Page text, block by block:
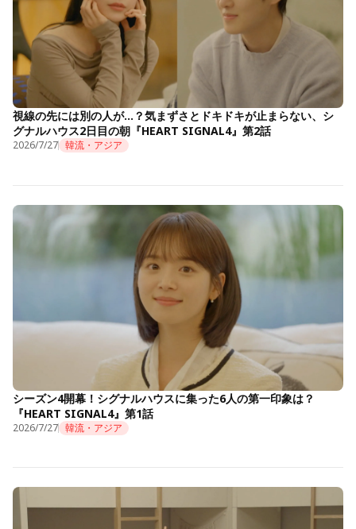
視線の先には別の人が…？気まずさとドキドキが止まらない、シ
グナルハウス2日目の朝『HEART SIGNAL4』第2話
2026/7/27 韓流・アジア
シーズン4開幕！シグナルハウスに集った6人の第一印象は？
『HEART SIGNAL4』第1話
2026/7/27 韓流・アジア